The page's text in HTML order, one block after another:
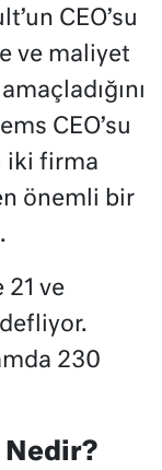
CEO’su
ve maliyet
CEO’su
iki firma
önemli bir
21 ve
230
Nedir?